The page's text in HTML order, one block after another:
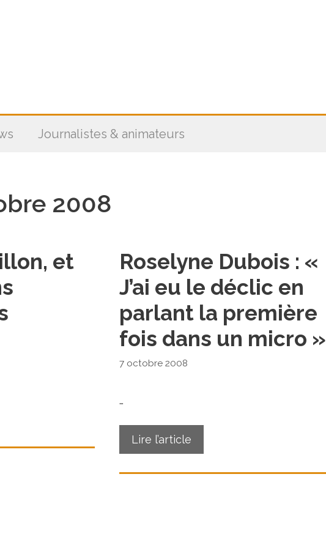
Journalistes & animateurs
2008
et
Roselyne Dubois : «
J’ai eu le déclic en
parlant la première
fois dans un micro »
7 octobre 2008
…
Lire l’article